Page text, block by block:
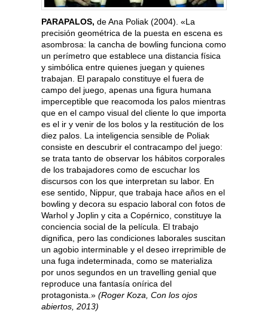
PARAPALOS, de Ana Poliak (2004). «La
precisión geométrica de la puesta en escena es
asombrosa: la cancha de bowling funciona como
un perímetro que establece una distancia física
y simbólica entre quienes juegan y quienes
trabajan. El parapalo constituye el fuera de
campo del juego, apenas una figura humana
imperceptible que reacomoda los palos mientras
que en el campo visual del cliente lo que importa
es el ir y venir de los bolos y la restitución de los
diez palos. La inteligencia sensible de Poliak
consiste en descubrir el contracampo del juego:
se trata tanto de observar los hábitos corporales
de los trabajadores como de escuchar los
discursos con los que interpretan su labor. En
ese sentido, Nippur, que trabaja hace años en el
bowling y decora su espacio laboral con fotos de
Warhol y Joplin y cita a Copérnico, constituye la
conciencia social de la película. El trabajo
dignifica, pero las condiciones laborales suscitan
un agobio interminable y el deseo irreprimible de
una fuga indeterminada, como se materializa
por unos segundos en un travelling genial que
reproduce una fantasía onírica del
protagonista.» (Roger Koza, Con los ojos
abiertos, 2013)